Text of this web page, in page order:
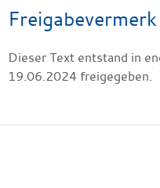
Freigabevermerk
Dieser Text entstand in
19.06.2024 freigegeben.